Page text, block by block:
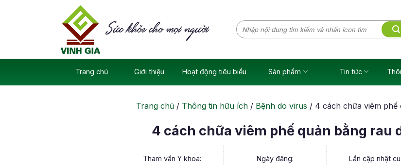
Tìm
kiếm:
Trang chủ Giới thiệu Hoạt động tiêu biểu Sản phẩm Tin tức
Trang chủ / Thông tin hữu ích / Bệnh do virus / 4 cách chữa viêm phế
4 cách chữa viêm phế quản bằng rau
Tham vấn Y khoa:
Ngày đăng:
Lần cập nhật